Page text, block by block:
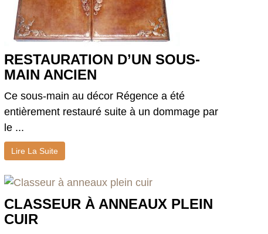
RESTAURATION D’UN SOUS-
MAIN ANCIEN
Ce sous-main au décor Régence a été
entièrement restauré suite à un dommage par
le ...
Lire La Suite
CLASSEUR À ANNEAUX PLEIN
CUIR